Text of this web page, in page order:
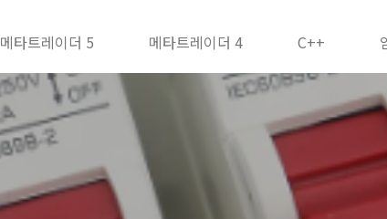
메타트레이더 5 메타트레이더 4 C++